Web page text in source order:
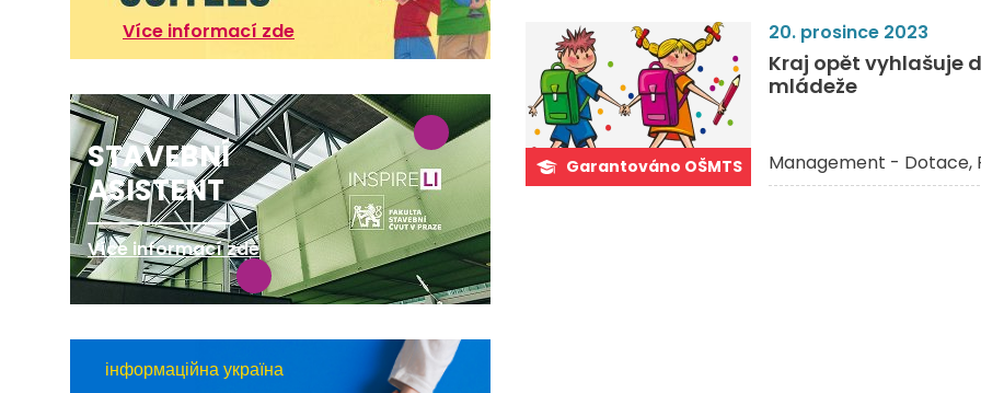
Garantováno OŠMTS
20. prosince 2023
Kraj opět vyhlašuje
mládeže
Management - Dotace
Více informací zde
STAVEBNÍ
ASISTENT
Více informací zde
інформаційна україна